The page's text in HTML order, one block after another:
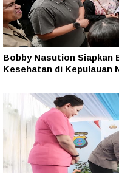
Bobby Nasution Siapkan
Kesehatan di Kepulauan